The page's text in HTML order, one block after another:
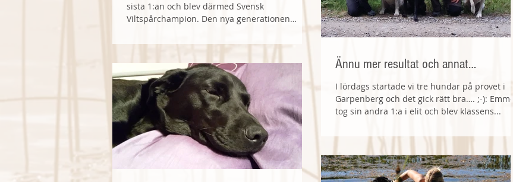
sista 1:an och blev därmed Svensk
Viltspårchampion. Den nya generationen
Ännu mer resultat och annat…
I lördags startade vi tre hundar på provet i
Garpenberg och det gick rätt bra…. ;-): Emmet
tog sin andra 1:a i elit och blev klassens...